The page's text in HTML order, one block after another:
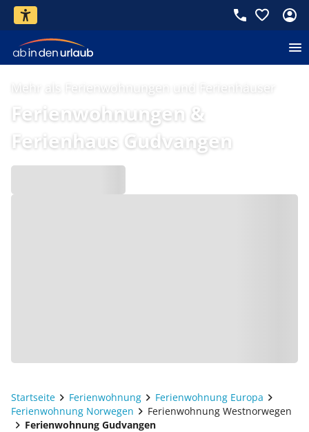
Mehr als Ferienwohnungen und Ferienhäuser
Ferienwohnungen &
Ferienhaus Gudvangen
Startseite Ferienwohnung
Ferienwohnung Europa
Ferienwohnung Norwegen
Ferienwohnung Westnorwegen
Ferienwohnung Gudvangen